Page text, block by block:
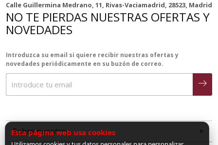
Calle Guillermina Medrano, 11, Rivas-Vaciamadrid, 28523, Madrid
NO TE PIERDAS NUESTRAS OFERTAS Y
NOVEDADES
Introduzca su email si quiere recibir nuestras ofertas y
novedades periódicamente en su buzón de correo.
Sobre nosotros
Esta página web usa cookies